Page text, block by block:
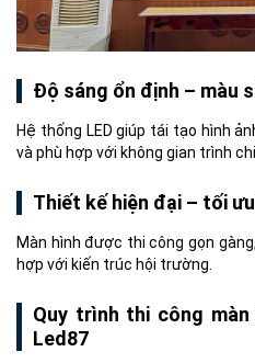
Độ sáng ổn định – màu
Hệ thống LED giúp tái tạo hình
và phù hợp với không gian trình
Thiết kế hiện đại – tối
Màn hình được thi công gọn
hợp với kiến trúc hội trường.
Quy trình thi công màn
Led87